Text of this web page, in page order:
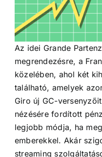
Az idei Grande
megrendezésre, a
közelében, ahol két
található, amelyek
Giro új GC-
nézésére fordított
legjobb módja, ha
emberekkel. Akár
streaming